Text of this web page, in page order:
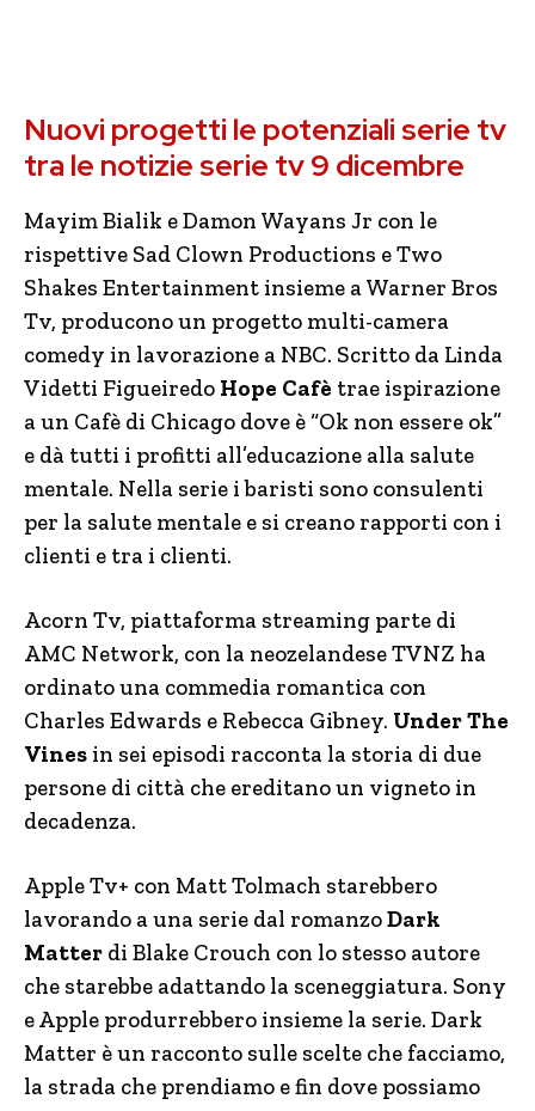
Nuovi progetti le potenziali serie tv
tra le notizie serie tv 9 dicembre
Mayim Bialik e Damon Wayans Jr con le
rispettive Sad Clown Productions e Two
Shakes Entertainment insieme a Warner Bros
Tv, producono un progetto multi-camera
comedy in lavorazione a NBC. Scritto da Linda
Videtti Figueiredo Hope Cafè trae ispirazione
a un Cafè di Chicago dove è “Ok non essere ok”
e dà tutti i profitti all’educazione alla salute
mentale. Nella serie i baristi sono consulenti
per la salute mentale e si creano rapporti con i
clienti e tra i clienti.
Acorn Tv, piattaforma streaming parte di
AMC Network, con la neozelandese TVNZ ha
ordinato una commedia romantica con
Charles Edwards e Rebecca Gibney. Under The
Vines in sei episodi racconta la storia di due
persone di città che ereditano un vigneto in
decadenza.
Apple Tv+ con Matt Tolmach starebbero
lavorando a una serie dal romanzoDark
Matter di Blake Crouch con lo stesso autore
che starebbe adattando la sceneggiatura. Sony
e Apple produrrebbero insieme la serie. Dark
Matter è un racconto sulle scelte che facciamo,
la strada che prendiamo e fin dove possiamo